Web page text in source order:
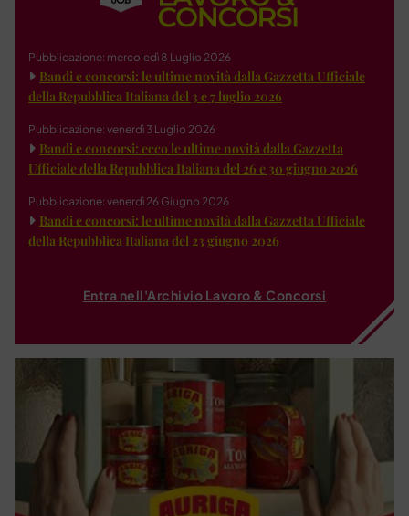
Pubblicazione: mercoledì 8 Luglio 2026
Bandi e concorsi: le ultime novità dalla Gazzetta Ufficiale
della Repubblica Italiana del 3 e 7 luglio 2026
Pubblicazione: venerdì 3 Luglio 2026
Bandi e concorsi: ecco le ultime novità dalla Gazzetta
Ufficiale della Repubblica Italiana del 26 e 30 giugno 2026
Pubblicazione: venerdì 26 Giugno 2026
Bandi e concorsi: le ultime novità dalla Gazzetta Ufficiale
della Repubblica Italiana del 23 giugno 2026
Entra nell'Archivio Lavoro & Concorsi